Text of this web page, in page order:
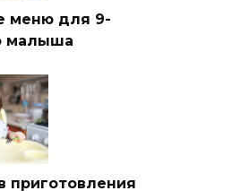
меню для 9-
малыша
приготовления